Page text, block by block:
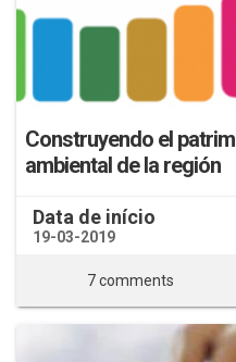
Construyendo el
ambiental de la región
Data de início
19-03-2019
7 comments